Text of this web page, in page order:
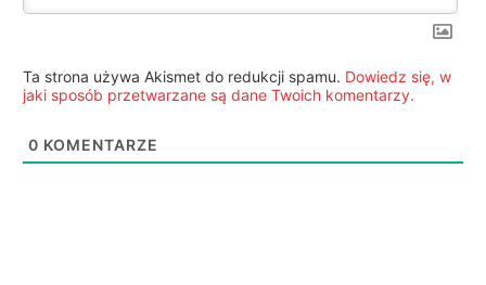
Ta strona używa Akismet do redukcji spamu. Dowiedz się, w
jaki sposób przetwarzane są dane Twoich komentarzy.
0 KOMENTARZE